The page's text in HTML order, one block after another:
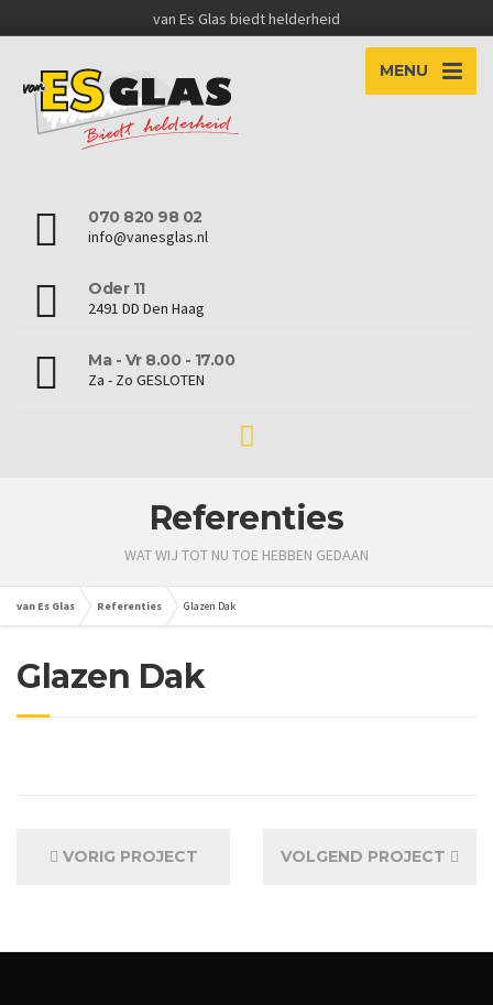
van Es Glas biedt helderheid
MENU
070 820 98 02
info@vanesglas.nl
Oder 11
2491 DD Den Haag
Ma - Vr 8.00 - 17.00
Za - Zo GESLOTEN
Referenties
WAT WIJ TOT NU TOE HEBBEN GEDAAN
van Es Glas Referenties Glazen Dak
Glazen Dak
VORIG PROJECT VOLGEND PROJECT